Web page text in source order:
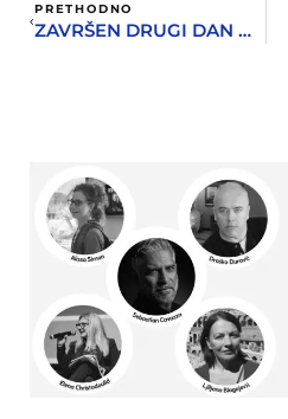
PRETHODNO
ZAVRŠEN DRUGI DAN HAPS-A